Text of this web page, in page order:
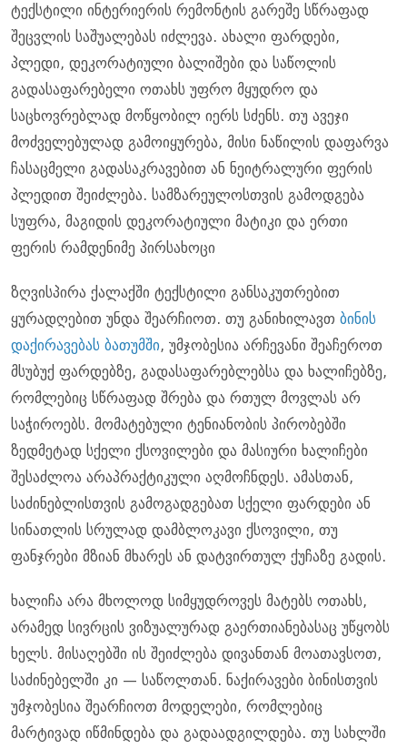
ტექსტილი ინტერიერის რემონტის გარეშე სწრაფად
შეცვლის საშუალებას იძლევა. ახალი ფარდები,
პლედი, დეკორატიული ბალიშები და საწოლის
გადასაფარებელი ოთახს უფრო მყუდრო და
საცხოვრებლად მოწყობილ იერს სძენს. თუ ავეჯი
მოძველებულად გამოიყურება, მისი ნაწილის დაფარვა
ჩასაცმელი გადასაკრავებით ან ნეიტრალური ფერის
პლედით შეიძლება. სამზარეულოსთვის გამოდგება
სუფრა, მაგიდის დეკორატიული მატიკი და ერთი
ფერის რამდენიმე პირსახოცი
ზღვისპირა ქალაქში ტექსტილი განსაკუთრებით
ყურადღებით უნდა შეარჩიოთ. თუ განიხილავთ ბინის
დაქირავებას ბათუმში, უმჯობესია არჩევანი შეაჩეროთ
მსუბუქ ფარდებზე, გადასაფარებლებსა და ხალიჩებზე,
რომლებიც სწრაფად შრება და რთულ მოვლას არ
საჭიროებს. მომატებული ტენიანობის პირობებში
ზედმეტად სქელი ქსოვილები და მასიური ხალიჩები
შესაძლოა არაპრაქტიკული აღმოჩნდეს. ამასთან,
საძინებლისთვის გამოგადგებათ სქელი ფარდები ან
სინათლის სრულად დამბლოკავი ქსოვილი, თუ
ფანჯრები მზიან მხარეს ან დატვირთულ ქუჩაზე გადის.
ხალიჩა არა მხოლოდ სიმყუდროვეს მატებს ოთახს,
არამედ სივრცის ვიზუალურად გაერთიანებასაც უწყობს
ხელს. მისაღებში ის შეიძლება დივანთან მოათავსოთ,
საძინებელში კი — საწოლთან. ნაქირავები ბინისთვის
უმჯობესია შეარჩიოთ მოდელები, რომლებიც
მარტივად იწმინდება და გადაადგილდება. თუ სახლში